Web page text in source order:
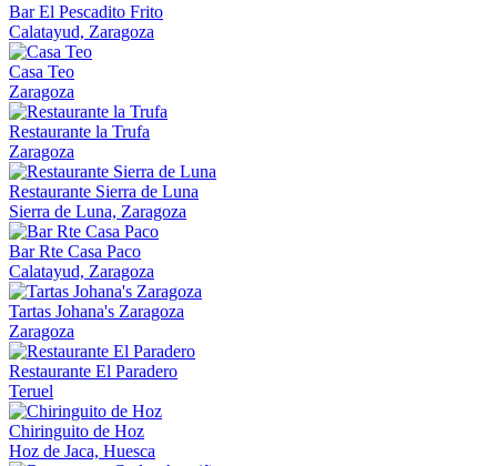
Bar El Pescadito Frito
Calatayud, Zaragoza
Casa Teo
Zaragoza
Restaurante la Trufa
Zaragoza
Restaurante Sierra de Luna
Sierra de Luna, Zaragoza
Bar Rte Casa Paco
Calatayud, Zaragoza
Tartas Johana's Zaragoza
Zaragoza
Restaurante El Paradero
Teruel
Chiringuito de Hoz
Hoz de Jaca, Huesca